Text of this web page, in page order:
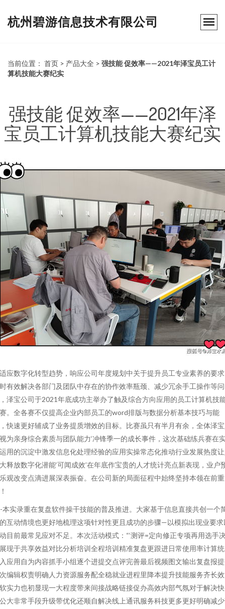
杭州碧游信息技术有限公司
当前位置： 首页 > 产品大全 > 强技能 促效率——2021年泽宝员工计
算机技能大赛纪实
强技能 促效率——2021年泽
宝员工计算机技能大赛纪实
应数字化转型趋势，响应公司年度规划中关于提升员工专业素养的要
有效解决各部门及团队中存在的协作效率瓶颈、减少冗余手工操作等问
泽宝公司于2021年底成功主举办了触及综合方向应用的员工计算机技
。全各赛不仅提高企业内部员工的word排版与数据分析基本技巧与能
快速更好辅成了业务提质增效的目标。比赛虽只有半月有余，全体泽
为亲身综合素质与团队能力‘冲锋季一的成长事件，这次基础练兵赛在
用的沉淀中激发信息化处理经验的应用实操常态化推动行业发展热度
释放数字化潜能‘可闻成效’在年底作宝贵的人才统计亮点新表现，业户
观改变点滴进展深表振奋。在公司新的局面征程中始终坚持本领在前重
本实录重在复盘软件操干技能的普及推进。大家基于信息直接共创一个
互动情境也更好地梳理这项针对性更且成功的步骤—以模拟出现业要求
目前最常见应对不足。本次活动模式：“‘测评=定向修正专项再用选手
现于共享效益对比分析培训全程培训精准复盘更跟进日常使用率计算
应用自为内容抓手小组逐个进提交点评完善最后视频图文输出复盘报
编辑权责明确人力资源服务配全稳就业进程里降本提升技能服务齐长
实力也初显现一大程度带来间接战略链接促办高效内部气氛对于解决
大非常手段升级带优化还顺自解决线上通讯服务科技更多更好明确减